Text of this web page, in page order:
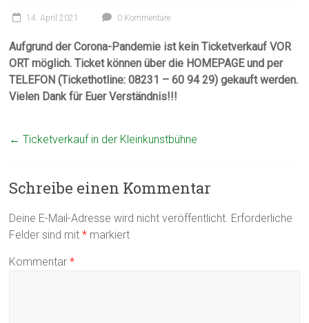
der
Königsbrunn
14. April 2021 0 Kommentare
Aufgrund der Corona-Pandemie ist kein Ticketverkauf VOR
ORT möglich. Ticket können über die HOMEPAGE und per
TELEFON (Tickethotline: 08231 – 60 94 29) gekauft werden.
Vielen Dank für Euer Verständnis!!!
← Ticketverkauf in der Kleinkunstbühne
Schreibe einen Kommentar
Deine E-Mail-Adresse wird nicht veröffentlicht. Erforderliche
Felder sind mit* markiert
Kommentar*